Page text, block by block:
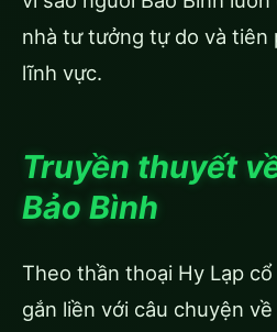
nhà tư tưởng tự do và tiên
lĩnh vực.
Truyền thuyết
Bảo Bình
Theo thần thoại Hy Lạp
gắn liền với câu chuyện